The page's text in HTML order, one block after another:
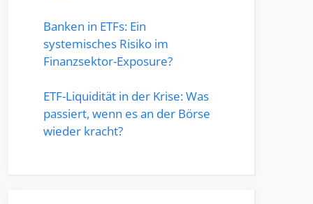
Banken in ETFs: Ein
systemisches Risiko im
Finanzsektor-Exposure?
ETF-Liquidität in der Krise: Was
passiert, wenn es an der Börse
wieder kracht?